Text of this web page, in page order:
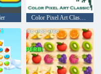
Color Pixel Art Classic Classic